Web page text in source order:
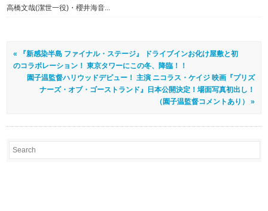
高橋文哉(潔世一役)・櫻井海音...
« 『新感染半島 ファイナル・ステージ』 ドライブインお化け屋敷と初
のコラボレーション！ 東京タワーにこの冬、降臨！！
園子温監督ハリウッドデビュー！ 主演 ニコラス・ケイジ 映画『プリズ
ナーズ・オブ・ゴーストランド』日本公開決定！場面写真初出し！
（園子温監督コメントあり） »